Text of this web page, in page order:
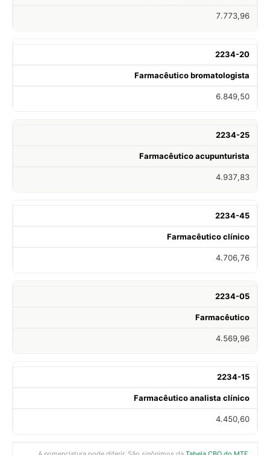
7.773,96
2234-20
Farmacêutico bromatologista
6.849,50
2234-25
Farmacêutico acupunturista
4.937,83
2234-45
Farmacêutico clínico
4.706,76
2234-05
Farmacêutico
4.569,96
2234-15
Farmacêutico analista clínico
4.450,60